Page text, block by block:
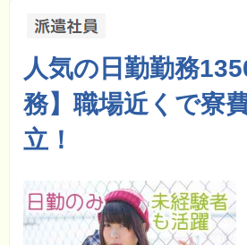
人気の日勤勤務
務】職場近くで寮
立！